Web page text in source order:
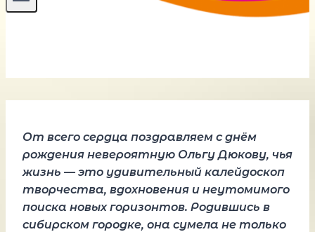
От всего сердца поздравляем с днём
рождения невероятную Ольгу Дюкову, чья
жизнь — это удивительный калейдоскоп
творчества, вдохновения и неутомимого
поиска новых горизонтов. Родившись в
сибирском городке, она сумела не только